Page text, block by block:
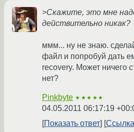
>Скажите, это мне
действительно никак?
ммм... ну не знаю.
файл и попробуй дать
recovery. Может ничего
нет?
Pinkbyte ★★★★★
04.05.2011 06:17:19
Показать ответ
Ссылка